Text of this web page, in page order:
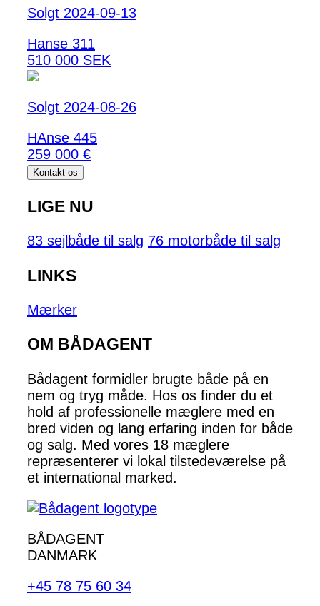
Solgt 2024-09-13
Hanse 311
510 000 SEK
Solgt 2024-08-26
HAnse 445
259 000 €
Kontakt os
LIGE NU
83 sejlbåde til salg 76 motorbåde til salg
LINKS
Mærker
OM BÅDAGENT
Bådagent formidler brugte både på en
nem og tryg måde. Hos os finder du et
hold af professionelle mæglere med en
bred viden og lang erfaring inden for både
og salg. Med vores 18 mæglere
repræsenterer vi lokal tilstedeværelse på
et international marked.
BÅDAGENT
DANMARK
+45 78 75 60 34